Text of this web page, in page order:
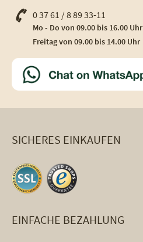
0 37 61 / 8 89 33-11
Mo - Do von 09.00 bis 16.00 Uhr
Freitag von 09.00 bis 14.00 Uhr
SICHERES EINKAUFEN
EINFACHE BEZAHLUNG